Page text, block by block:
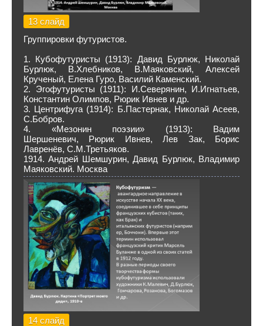
13 слайд
Группировки футуристов.
1. Кубофутуристы (1913): Давид Бурлюк, Николай
Бурлюк, В.Хлебников, В.Маяковский, Алексей
Крученый, Елена Гуро, Василий Каменский.
2. Эгофутуристы (1911): И.Северянин, И.Игнатьев,
Константин Олимпов, Рюрик Ивнев и др.
3. Центрифуга (1914): Б.Пастернак, Николай Асеев,
С.Бобров.
4. «Мезонин поэзии» (1913): Вадим
Шершеневич, Рюрик Ивнев, Лев Зак, Борис
Лавренёв, С.М.Третьяков.
1914. Андрей Шемшурин, Давид Бурлюк, Владимир
Маяковский. Москва
14 слайд